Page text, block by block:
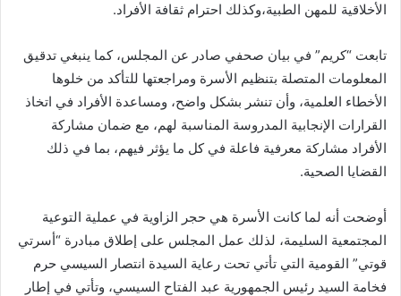
الأخلاقية للمهن الطبية،وكذلك احترام ثقافة الأفراد.
تابعت “كريم” في بيان صحفي صادر عن المجلس، كما ينبغي تدقيق
المعلومات المتصلة بتنظيم الأسرة ومراجعتها للتأكد من خلوها
الأخطاء العلمية، وأن تنشر بشكل واضح، ومساعدة الأفراد في اتخاذ
القرارات الإنجابية المدروسة المناسبة لهم، مع ضمان مشاركة
الأفراد مشاركة معرفية فاعلة في كل ما يؤثر فيهم، بما في ذلك
القضايا الصحية.
أوضحت أنه لما كانت الأسرة هي حجر الزاوية في عملية التوعية
المجتمعية السليمة، لذلك عمل المجلس على إطلاق مبادرة “أسرتي
قوتي” القومية التي تأتي تحت رعاية السيدة انتصار السيسي حرم
فخامة السيد رئيس الجمهورية عبد الفتاح السيسي، وتأتي في إطار